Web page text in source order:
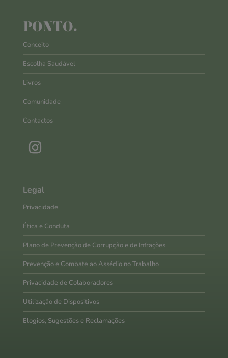
PONTO.
Conceito
Escolha Saudável
Livros
Comunidade
Contactos
Legal
Privacidade
Ética e Conduta
Plano de Prevenção de Corrupção e de Infrações
Prevenção e Combate ao Assédio no Trabalho
Privacidade de Colaboradores
Utilização de Dispositivos
Elogios, Sugestões e Reclamações